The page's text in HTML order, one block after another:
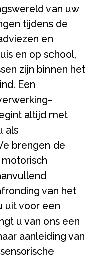
van uw
tijdens de
en
en op school,
zijn binnen het
Een
altijd met
als
brengen de
van het
uit voor een
u van ons een
aanleiding van